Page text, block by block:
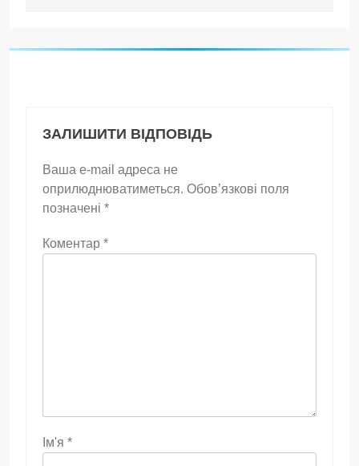
ЗАЛИШИТИ ВІДПОВІДЬ
Ваша e-mail адреса не
оприлюднюватиметься. Обов’язкові поля
позначені *
Коментар *
Ім'я *